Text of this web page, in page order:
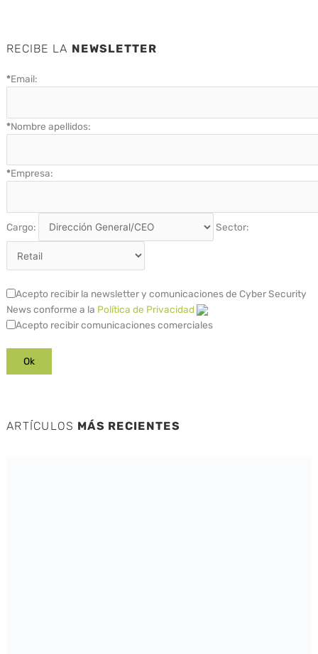
RECIBE LA NEWSLETTER
*Email:
*Nombre apellidos:
*Empresa:
Cargo: Sector:
Acepto recibir la newsletter y comunicaciones de Cyber Security
News conforme a la Política de Privacidad
Acepto recibir comunicaciones comerciales
ARTÍCULOS MÁS RECIENTES